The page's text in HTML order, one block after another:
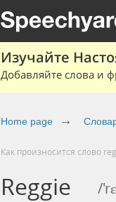
Изучайте
Добавляйте слова и
Home page
Как произносится слово
Reggie /